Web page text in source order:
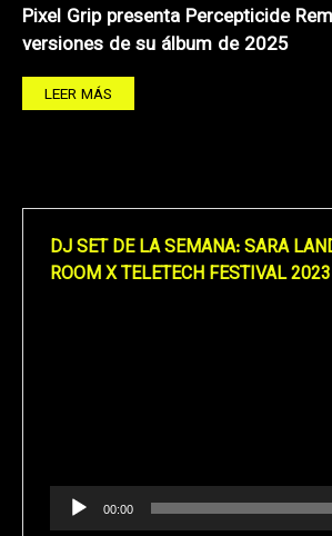
Pixel Grip presenta Percepticide
versiones de su álbum de 2025
LEER MÁS
DJ SET DE LA SEMANA: SARA
ROOM X TELETECH FESTIVAL 2023
00:00